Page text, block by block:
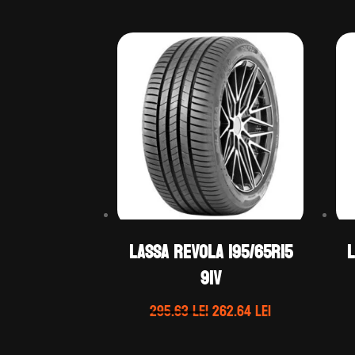
LASSA REVOLA 195/65R15
91V
295.63leiPrețul
262.64leiPrețul